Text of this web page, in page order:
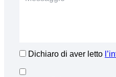
Dichiaro di aver letto